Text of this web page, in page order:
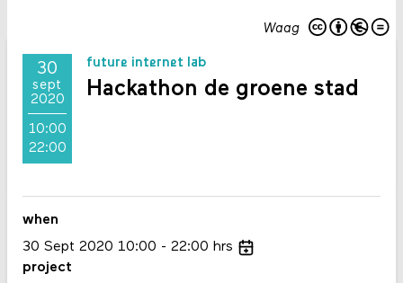
Waag
30
sept
2020
10:00
22:00
future internet lab
Hackathon de groene stad
when
30 Sept 2020 10:00 22:00 hrs
project